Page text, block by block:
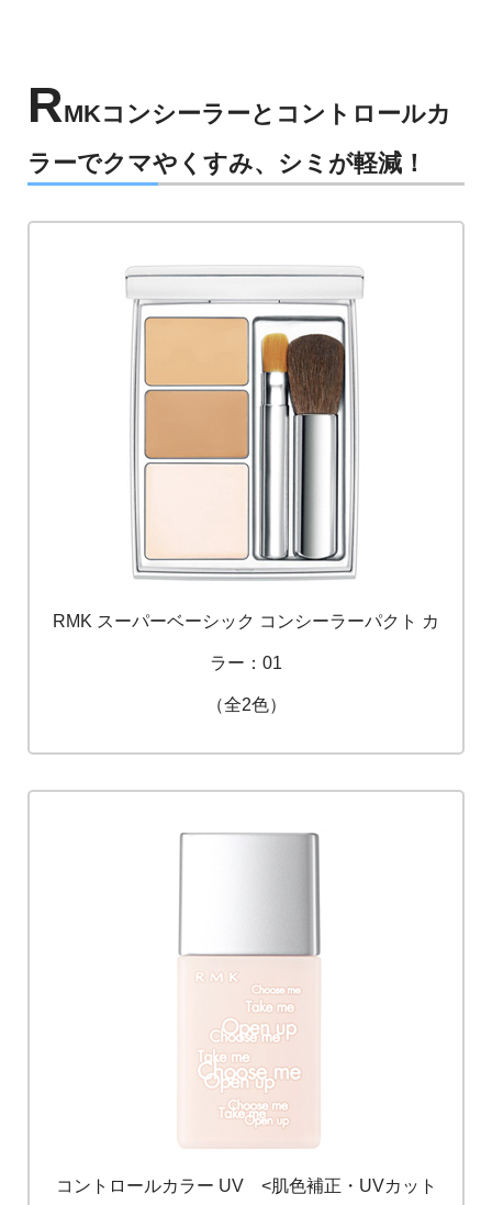
RMKコンシーラーとコントロールカ
ラーでクマやくすみ、シミが軽減！
RMK スーパーベーシック コンシーラーパクト カ
ラー：01
（全2色）
コントロールカラー UV <肌色補正・UVカット